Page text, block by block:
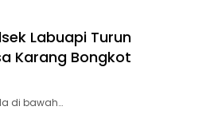
Labuapi Turun
Karang Bongkot
di bawah…